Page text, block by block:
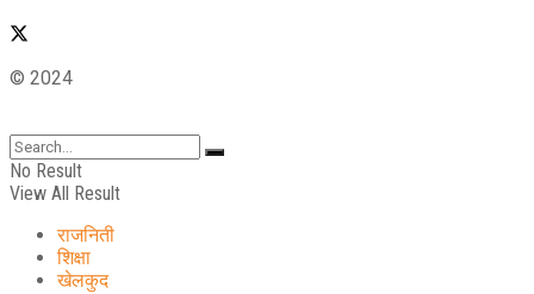
© 2024
No Result
View All Result
राजनिती
शिक्षा
खेलकुद